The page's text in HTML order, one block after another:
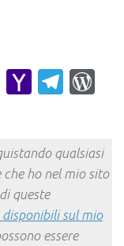
Yahoo
qualsiasi
ho nel mio sito
queste
disponibili sul mio
essere